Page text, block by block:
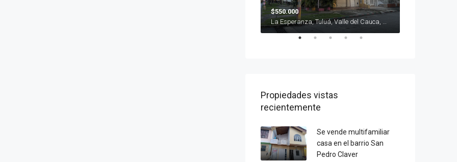
$550.000
Propiedades vistas
recientemente
Se vende multifamiliar
casa en el barrio San
Pedro Claver